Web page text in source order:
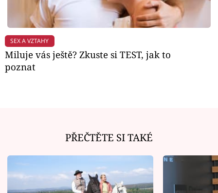
SEX A VZTAHY
Miluje vás ještě? Zkuste si TEST, jak to
poznat
PŘEČTĚTE SI TAKÉ